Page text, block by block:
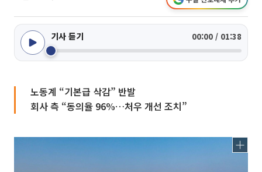
기사 듣기 00:00 / 01:38
노동계 “기본급 삭감” 반발
회사 측 “동의율 96%…처우 개선 조치”